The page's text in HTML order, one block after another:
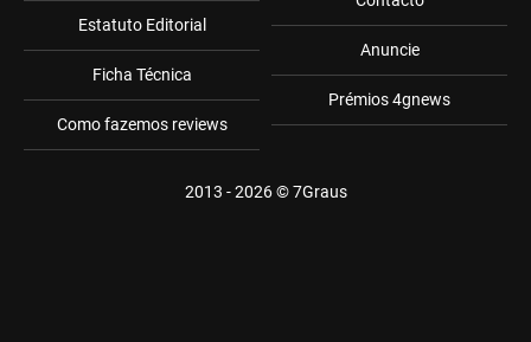
Estatuto Editorial
Ficha Técnica
Como fazemos reviews
Anuncie
Prémios 4gnews
2013 - 2026 ©7Graus